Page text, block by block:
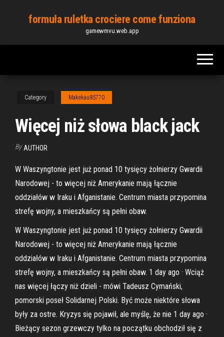
content
formuła ruletka crociere come funziona
gamewmvu.web.app
Category Makekau85770
Więcej niż słowa black jack
By AUTHOR
W Waszyngtonie jest już ponad 10 tysięcy żołnierzy Gwardii
Narodowej - to więcej niż Amerykanie mają łącznie
oddziałów w Iraku i Afganistanie. Centrum miasta przypomina
strefę wojny, a mieszkańcy są pełni obaw.
W Waszyngtonie jest już ponad 10 tysięcy żołnierzy Gwardii
Narodowej - to więcej niż Amerykanie mają łącznie
oddziałów w Iraku i Afganistanie. Centrum miasta przypomina
strefę wojny, a mieszkańcy są pełni obaw. 1 day ago · Wciąż
nas więcej łączy niż dzieli - mówi Tadeusz Cymański,
pomorski poseł Solidarnej Polski. Być może niektóre słowa
były za ostre. Kryzys się pojawił, ale myślę, że nie 1 day ago ·
Bieżący sezon grzewczy tylko na początku obchodził się z